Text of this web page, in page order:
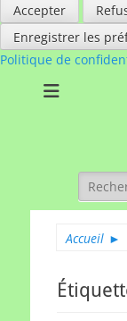
Accepter
Enregistrer les
Politique de
Accueil ►